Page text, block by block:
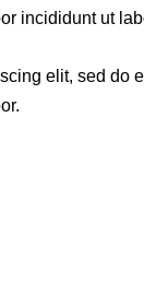
incididunt ut
elit, sed do